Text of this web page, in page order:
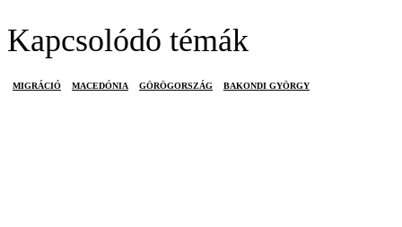
Kapcsolódó témák
MIGRÁCIÓ MACEDÓNIA GÖRÖGORSZÁG BAKONDI GYÖRGY